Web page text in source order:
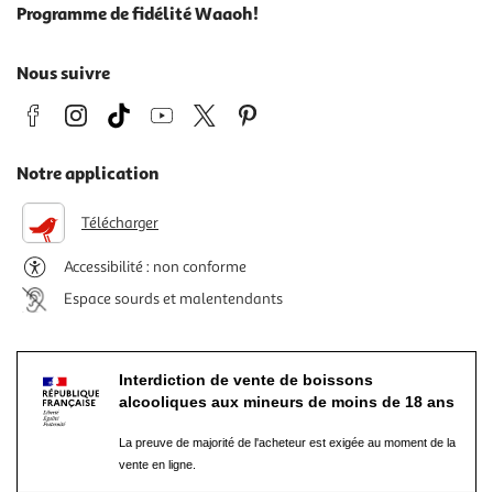
Programme de fidélité Waaoh!
Nous suivre
Notre application
Télécharger
Accessibilité : non conforme
Espace sourds et malentendants
Interdiction de vente de boissons
alcooliques aux mineurs de moins de 18 ans
La preuve de majorité de l'acheteur est exigée au moment de la
vente en ligne.